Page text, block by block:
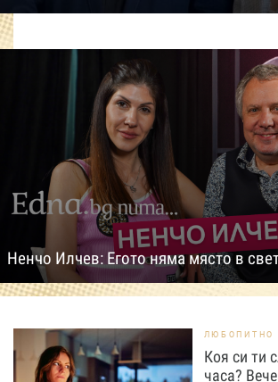
Ненчо Илчев: Егото няма място в
ЛЮБОПИТНО
Коя си ти
часа?